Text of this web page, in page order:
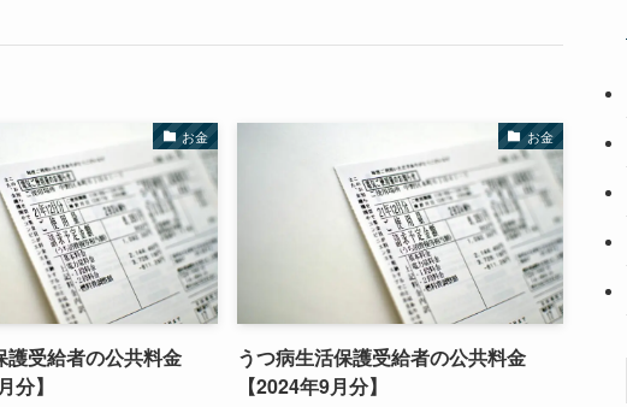
お金
護受給者の公共料金
分】
お金
うつ病生活保護受給者の公共料金
【2024年9月分】